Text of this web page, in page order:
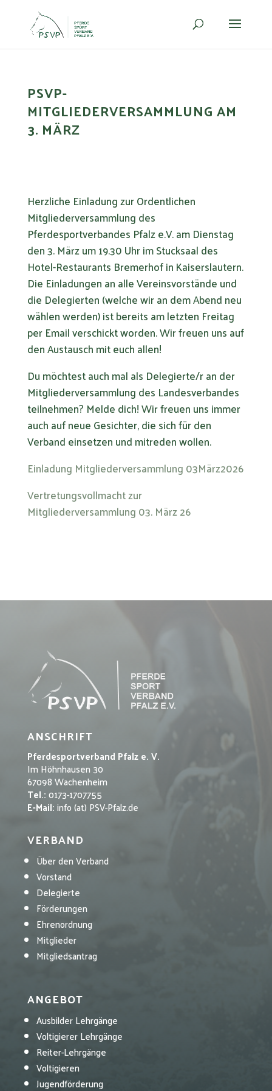
PSVP-
MITGLIEDERVERSAMMLUNG AM
3. MÄRZ
Herzliche Einladung zur Ordentlichen
Mitgliederversammlung des
Pferdesportverbandes Pfalz e.V. am Dienstag
den 3. März um 19.30 Uhr im Stucksaal des
Hotel-Restaurants Bremerhof in Kaiserslautern.
Die Einladungen an alle Vereinsvorstände und
die Delegierten (welche wir an dem Abend neu
wählen werden) ist bereits am letzten Freitag
per Email verschickt worden. Wir freuen uns auf
den Austausch mit euch allen!
Du möchtest auch mal als Delegierte/r an der
Mitgliederversammlung des Landesverbandes
teilnehmen? Melde dich! Wir freuen uns immer
auch auf neue Gesichter, die sich für den
Verband einsetzen und mitreden wollen.
Einladung Mitgliederversammlung 03März2026
Vertretungsvollmacht zur
Mitgliederversammlung 03. März 26
ANSCHRIFT
Pferdesportverband Pfalz e. V.
Im Höhnhausen 30
67098 Wachenheim
Tel.:0173-1707755
E-Mail:info (at) PSV-Pfalz.de
VERBAND
Über den Verband
Vorstand
Delegierte
Förderungen
Ehrenordnung
Mitglieder
Mitgliedsantrag
ANGEBOT
Ausbilder Lehrgänge
Voltigierer Lehrgänge
Reiter-Lehrgänge
Voltigieren
Jugendförderung